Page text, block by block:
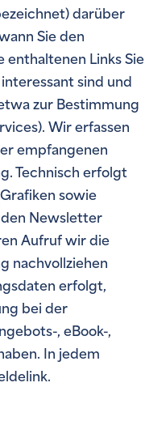
darüber
Sie den
Links Sie
sind und
zur Bestimmung
Wir erfassen
empfangenen
Technisch erfolgt
sowie
Newsletter
Aufruf wir die
nachvollziehen
erfolgt,
bei der
, eBook-,
In jedem